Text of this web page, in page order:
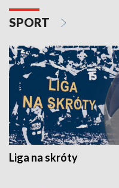
SPORT
Liga na skróty